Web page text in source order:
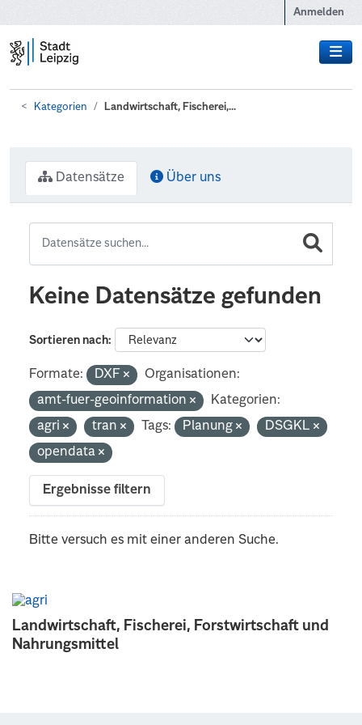
Anmelden
Kategorien Landwirtschaft, Fischerei,...
Landwirtschaft, Fischerei, Forstwirtschaft und
Nahrungsmittel
Datensätze Über uns
Keine Datensätze gefunden
Sortieren nach
Formate: DXF
Organisationen:
amt-fuer-geoinformation
Kategorien:
agri
tran Tags: Planung
DSGKL
opendata
Ergebnisse filtern
Bitte versuch es mit einer anderen Suche.